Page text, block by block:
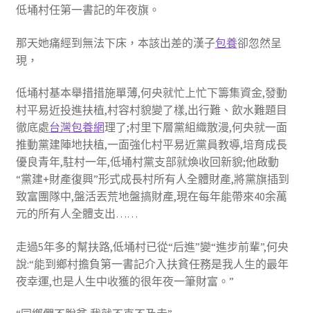
低埇村任第一書記的年夜旗。
那天她痛經到無法下床，本該出差的漢子包養卻忽然呈
現，
低埇村基本舉措措施單薄,何央就忙上忙下籌集資金,發動
村平易近投進扶植,村容村貌變了樣,出行難、飲水難題目
徹底處台灣包養網理了;村里下層黨組織散漫,何央就一面
推動黨建陣地扶植,一面強化村平易近黨員教導,培育成長
優良青年,駐村一年,低埇村黨支部就煥收回新貌;他啟動
“黨建+財產復興”形式成長村所有人全體財產,將黨旗插到
致富團隊中,盤活丟荒地盤搞財產,現在每年能帶來40余萬
元的所有人全體支出……
走過5年多的幫扶路,低埇村已從“后進”變“進步前輩”,何央
說:“能到鄉村擔負第一書記介入扶貧任務是我人生的最年
夜幸運,也是人生中收獲的很年夜一筆財富。”